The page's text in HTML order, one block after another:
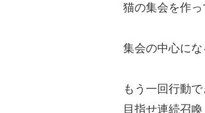
猫の集会を作
集会の中心に
もう一回行動
目指せ連続召喚